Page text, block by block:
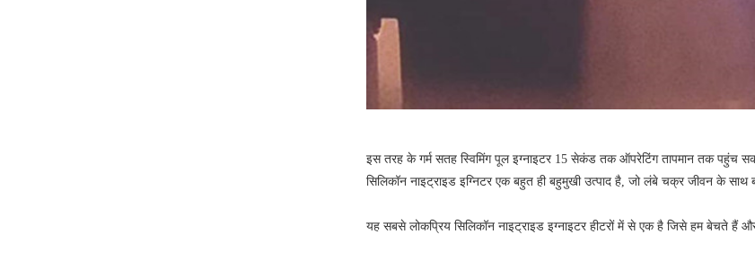
इस तरह के गर्म सतह स्विमिंग पूल इग्नाइटर 15 सेकंड तक ऑपरेटिंग तापमान तक पहुंच
सिलिकॉन नाइट्राइड इग्निटर एक बहुत ही बहुमुखी उत्पाद है, जो लंबे चक्र जीवन के
यह सबसे लोकप्रिय सिलिकॉन नाइट्राइड इग्नाइटर हीटरों में से एक है जिसे हम बेचते हैं